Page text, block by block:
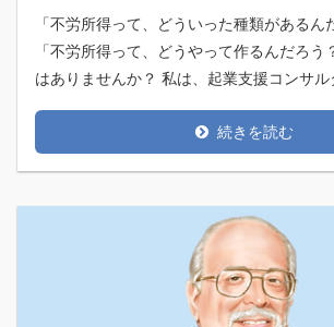
「不労所得って、どういった種類があるん
「不労所得って、どうやって作るんだろう
はありませんか？ 私は、起業支援コンサル
続きを読む